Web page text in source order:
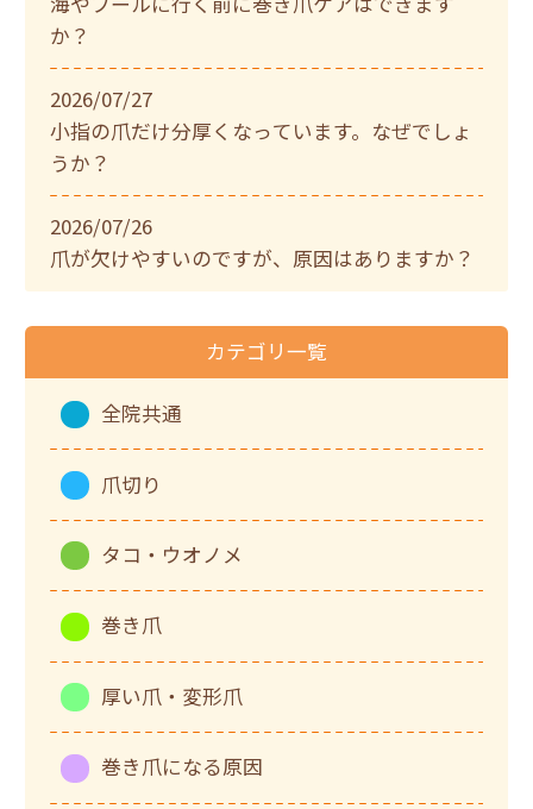
か？
2026/07/27
小指の爪だけ分厚くなっています。なぜでしょ
うか？
2026/07/26
爪が欠けやすいのですが、原因はありますか？
カテゴリ一覧
全院共通
爪切り
タコ・ウオノメ
巻き爪
厚い爪・変形爪
巻き爪になる原因